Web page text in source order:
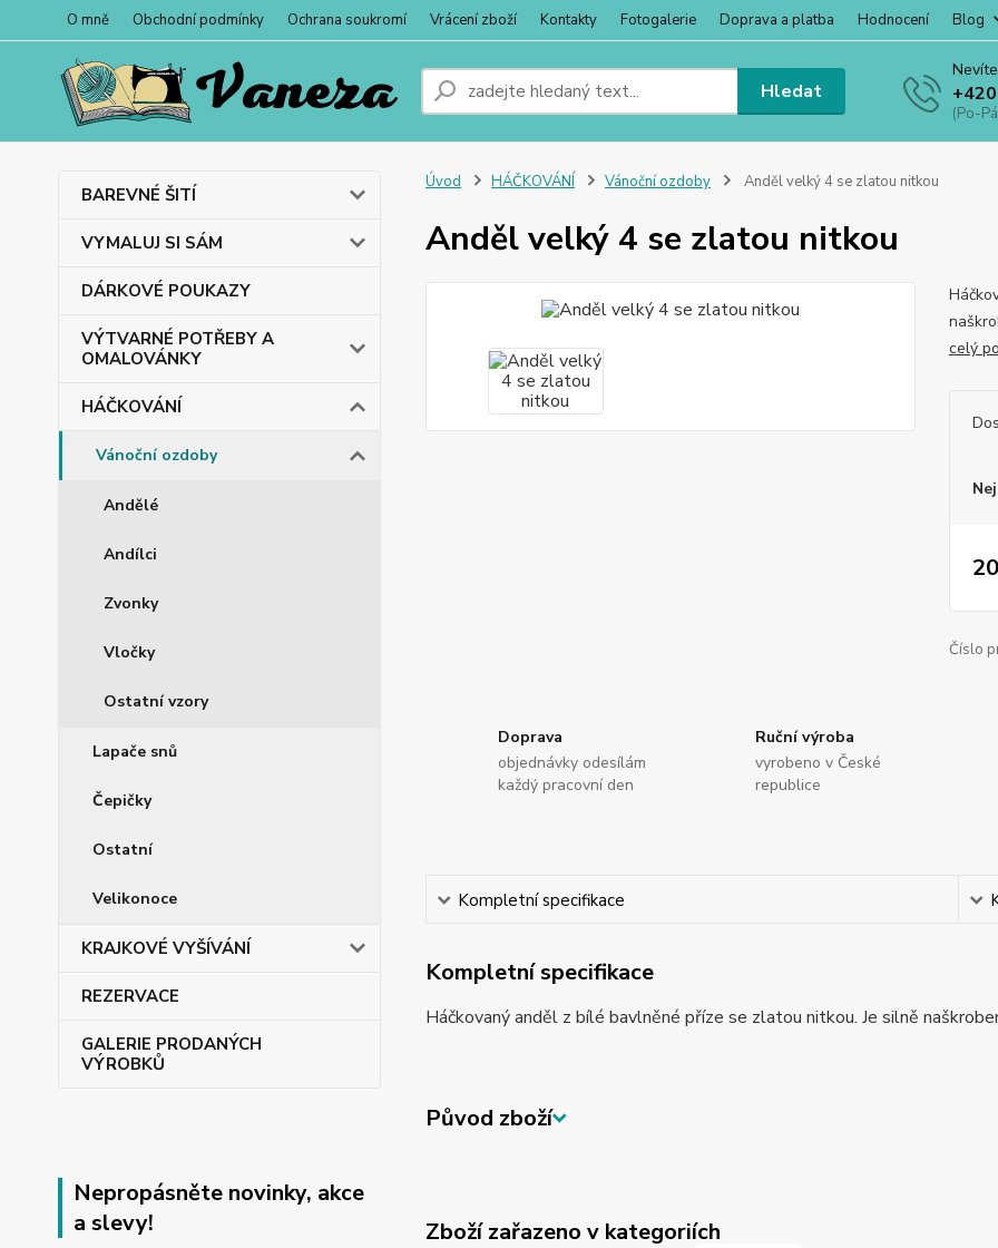
O mně Obchodní podmínky Ochrana soukromí Vrácení zboží Kontakty Fotogalerie Doprava a platba Hodnocení Blog
Hledat
(Po-
BAREVNÉ ŠITÍ
VYMALUJ SI SÁM
DÁRKOVÉ POUKAZY
VÝTVARNÉ POTŘEBY A
OMALOVÁNKY
HÁČKOVÁNÍ
Vánoční ozdoby
Andělé
Andílci
Zvonky
Vločky
Ostatní vzory
Lapače snů
Čepičky
Ostatní
Velikonoce
KRAJKOVÉ VYŠÍVÁNÍ
REZERVACE
GALERIE PRODANÝCH
VÝROBKŮ
Nepropásněte novinky, akce
a slevy!
Úvod HÁČKOVÁNÍ Vánoční ozdoby Anděl velký 4 se zlatou nitkou
Anděl velký 4 se zlatou nitkou
celý
Číslo
Doprava
objednávky odesílám
každý pracovní den
Ruční výroba
vyrobeno v České
republice
Kompletní specifikace
Kompletní specifikace
Háčkovaný anděl z bílé bavlněné příze se zlatou nitkou. Je silně
Původ zboží
Zboží zařazeno v kategoriích